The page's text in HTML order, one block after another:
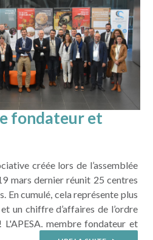
fondateur et
Centres de
Aquitaine)
créée lors de l’assemblée
mars dernier réunit 25 centres
En cumulé, cela représente plus
un chiffre d’affaires de l’ordre
L'APESA, membre fondateur et